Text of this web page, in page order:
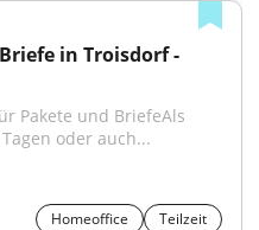
in Troisdorf -
Pakete und BriefeAls
oder auch...
Homeoffice
Teilzeit